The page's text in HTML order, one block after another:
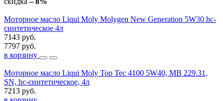
Моторное масло Liqui Moly Molygen New Generation 5W30 hc-
синтетическое 4л
7143 руб.
7797 руб.
в корзину
Моторное масло Liqui Moly Top Tec 4100 5W40, MB 229.31,
SN, hc-синтетическое, 4л
7213 руб.